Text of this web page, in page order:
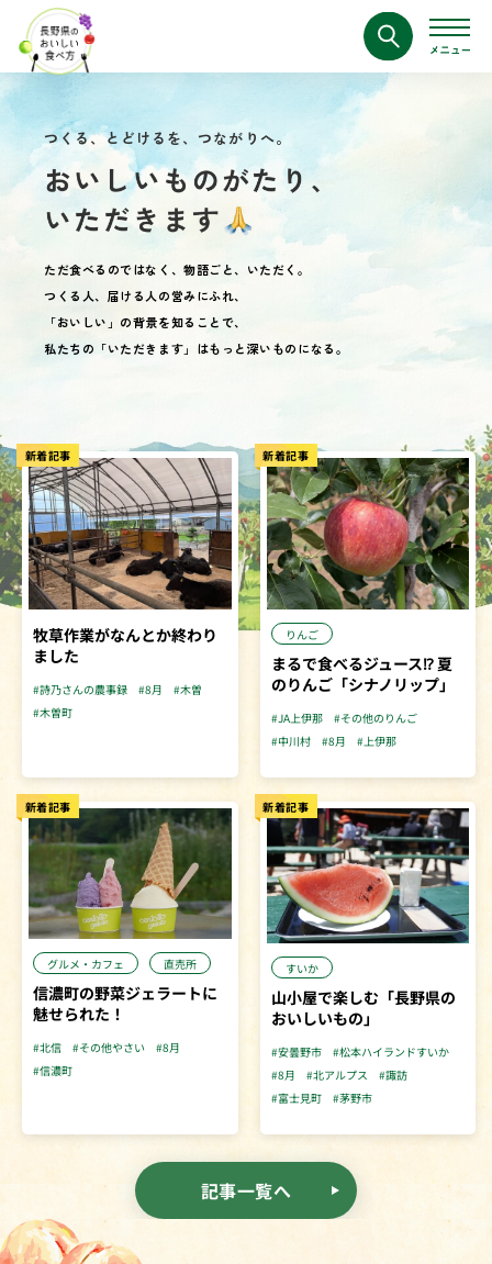
つくる、とどけるを、つながりへ。
ただ食べるのではなく、物語ごと、いただく。
つくる人、届ける人の営みにふれ、
「おいしい」の背景を知ることで、
私たちの「いただきます」はもっと深いものになる。
新着記事
牧草作業がなんとか終わり
ました
#詩乃さんの農事録 #8月
#木曽
#木曽町
新着記事
りんご
まるで食べるジュース⁉︎ 夏
のりんご「シナノリップ」
#JA上伊那
#その他のりんご
#中川村
#8月 #上伊那
新着記事
グルメ・カフェ 直売所
信濃町の野菜ジェラートに
魅せられた！
#北信 #その他やさい
#8月
#信濃町
新着記事
すいか
山小屋で楽しむ「長野県の
おいしいもの」
#安曇野市
#松本ハイランドすいか
#8月
#北アルプス
#諏訪
#富士見町
#茅野市
記事一覧へ